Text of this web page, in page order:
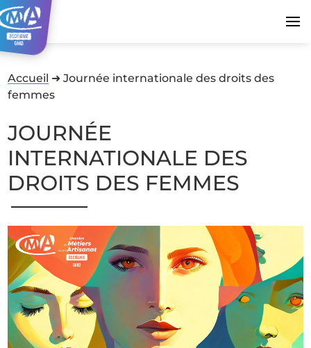
Accueil ➜Journée internationale des droits des
femmes
JOURNÉE
INTERNATIONALE DES
DROITS DES FEMMES